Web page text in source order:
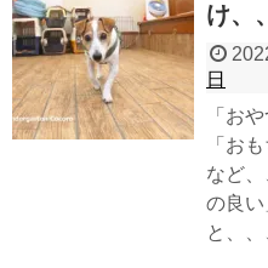
け、
日
「お
「お
など
の良
と、